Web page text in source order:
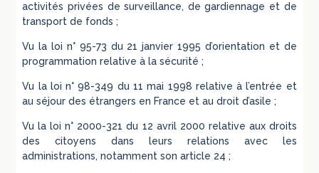
activités privées de surveillance, de gardiennage et de
transport de fonds ;
Vu la loi n° 95-73 du 21 janvier 1995 d’orientation et de
programmation relative à la sécurité ;
Vu la loi n° 98-349 du 11 mai 1998 relative à l’entrée et
au séjour des étrangers en France et au droit d’asile ;
Vu la loi n° 2000-321 du 12 avril 2000 relative aux droits
des citoyens dans leurs relations avec les
administrations, notamment son article 24 ;